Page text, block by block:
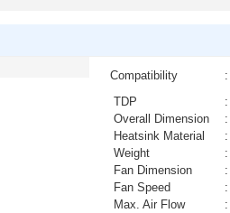
Compatibility :
TDP
:
Overall Dimension
:
Heatsink Material
:
Weight
:
Fan Dimension
:
Fan Speed
:
Max. Air Flow
: